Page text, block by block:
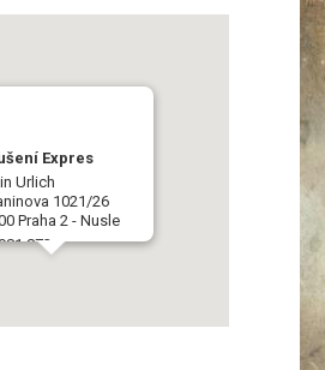
Expres
Urlich
1021/26
Praha 2 - Nusle
872